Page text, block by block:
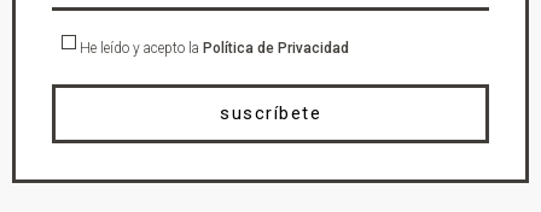
He leído y acepto la Política de Privacidad
suscríbete